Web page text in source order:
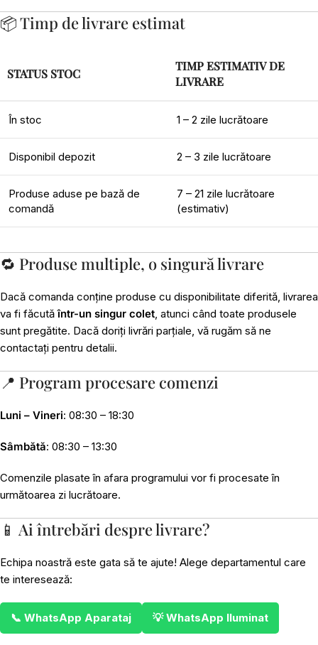
📦 Timp de livrare estimat
STATUS STOC
TIMP ESTIMATIV DE
LIVRARE
În stoc 1 – 2 zile lucrătoare
Disponibil depozit 2 – 3 zile lucrătoare
Produse aduse pe bază de
comandă
7 – 21 zile lucrătoare
(estimativ)
🔁 Produse multiple, o singură livrare
Dacă comanda conține produse cu disponibilitate diferită, livrarea
va fi făcutăîntr-un singur colet, atunci când toate produsele
sunt pregătite. Dacă doriți livrări parțiale, vă rugăm să ne
contactați pentru detalii.
📍 Program procesare comenzi
Luni – Vineri: 08:30 – 18:30
Sâmbătă: 08:30 – 13:30
Comenzile plasate în afara programului vor fi procesate în
următoarea zi lucrătoare.
📱 Ai întrebări despre livrare?
Echipa noastră este gata să te ajute! Alege departamentul care
te interesează:
📞 WhatsApp Aparataj 💡 WhatsApp Iluminat